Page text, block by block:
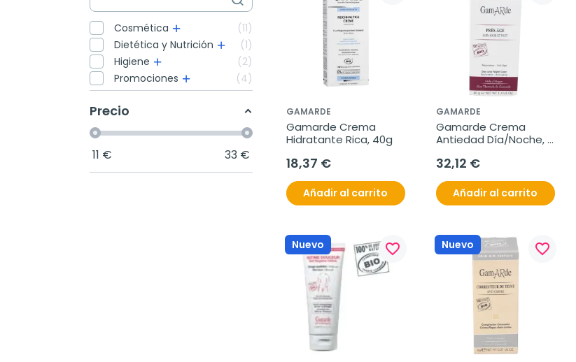
Cosmética
11
Dietética y Nutrición
1
Higiene
2
Promociones
4
Precio
11 € 33 €
GAMARDE
Gamarde Crema
Hidratante Rica, 40g
18,37 €
Añadir al carrito
GAMARDE
Gamarde Crema
Antiedad Día/Noche,
32,12 €
Añadir al carrito
Nuevo favorite_border Nuevo favorite_border